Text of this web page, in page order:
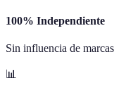
100% Independiente
Sin influencia de marcas
📊